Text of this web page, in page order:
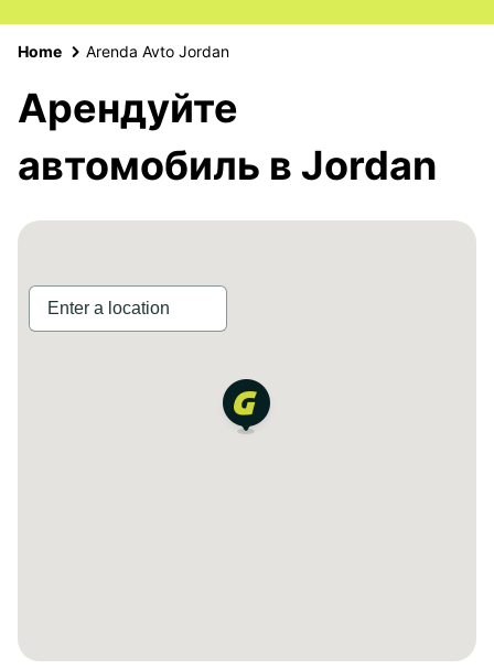
Home Arenda Avto Jordan
Арендуйте
автомобиль в Jordan